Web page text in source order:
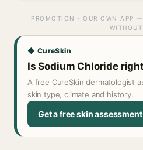
PROMOTION · OUR OWN APP
◆ CureSkin
Is Sodium Chloride
A free CureSkin dermatologist
skin type, climate and history.
Get a free skin